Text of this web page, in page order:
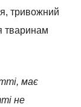
тривожний
тваринам
має
не